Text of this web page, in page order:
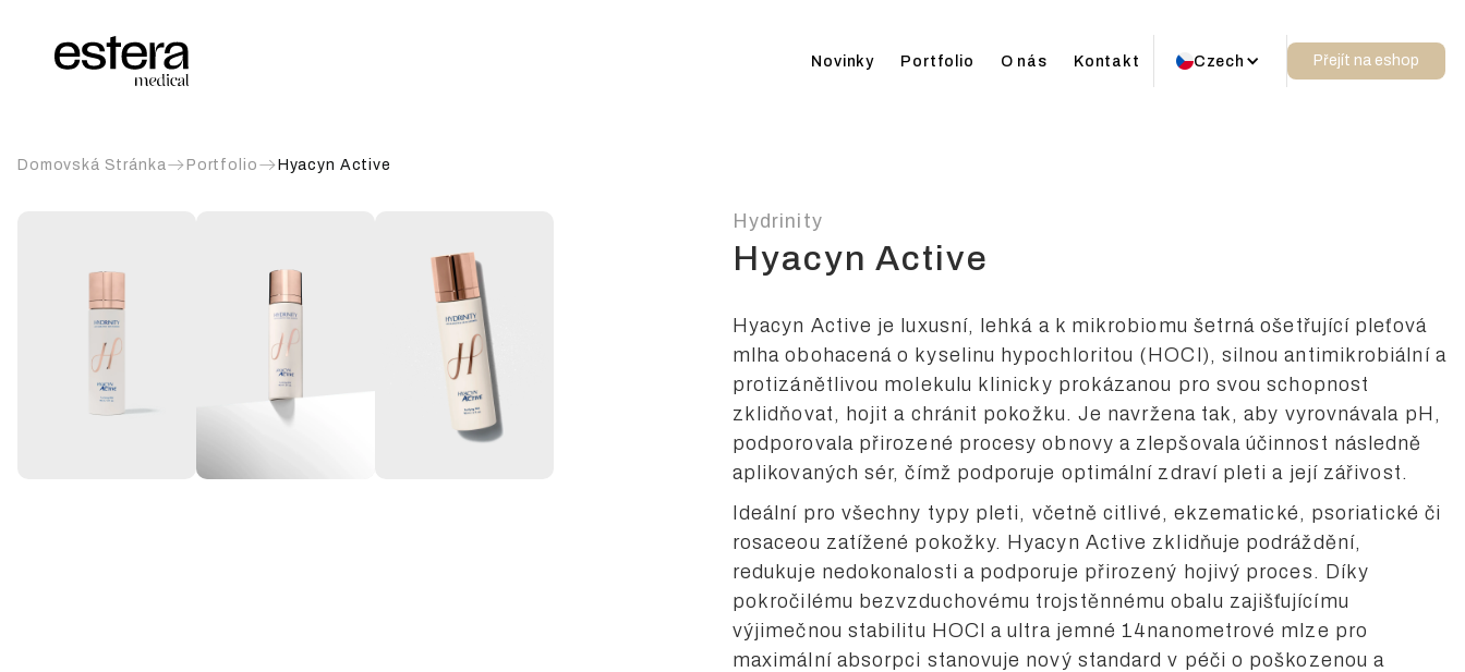
Novinky Portfolio O nás Kontakt Czech Přejít na eshop
Domovská Stránka Portfolio Hyacyn Active
Hydrinity
Hyacyn Active
Hyacyn Active je luxusní, lehká a k mikrobiomu šetrná ošetřující pleťová
mlha obohacená o kyselinu hypochloritou (HOCl), silnou antimikrobiální a
protizánětlivou molekulu klinicky prokázanou pro svou schopnost
zklidňovat, hojit a chránit pokožku. Je navržena tak, aby vyrovnávala pH,
podporovala přirozené procesy obnovy a zlepšovala účinnost následně
aplikovaných sér, čímž podporuje optimální zdraví pleti a její zářivost.
Ideální pro všechny typy pleti, včetně citlivé, ekzematické, psoriatické či
rosaceou zatížené pokožky. Hyacyn Active zklidňuje podráždění,
redukuje nedokonalosti a podporuje přirozený hojivý proces. Díky
pokročilému bezvzduchovému trojstěnnému obalu zajišťujícímu
výjimečnou stabilitu HOCl a ultra jemné 14nanometrové mlze pro
maximální absorpci stanovuje nový standard v péči o poškozenou a